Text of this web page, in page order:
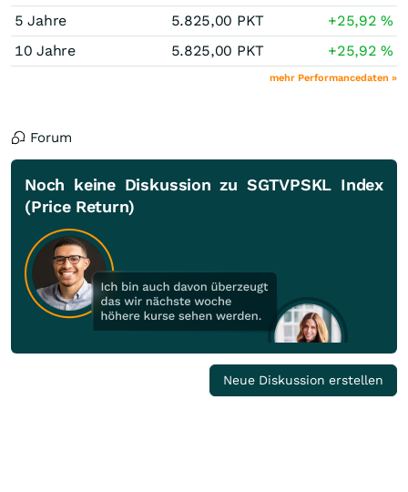
5 Jahre
5.825,00 PKT +25,92%
10 Jahre
5.825,00 PKT +25,92%
mehr Performancedaten »
Forum
Noch keine Diskussion zu SGTVPSKL Index
(Price Return)
Neue Diskussion erstellen